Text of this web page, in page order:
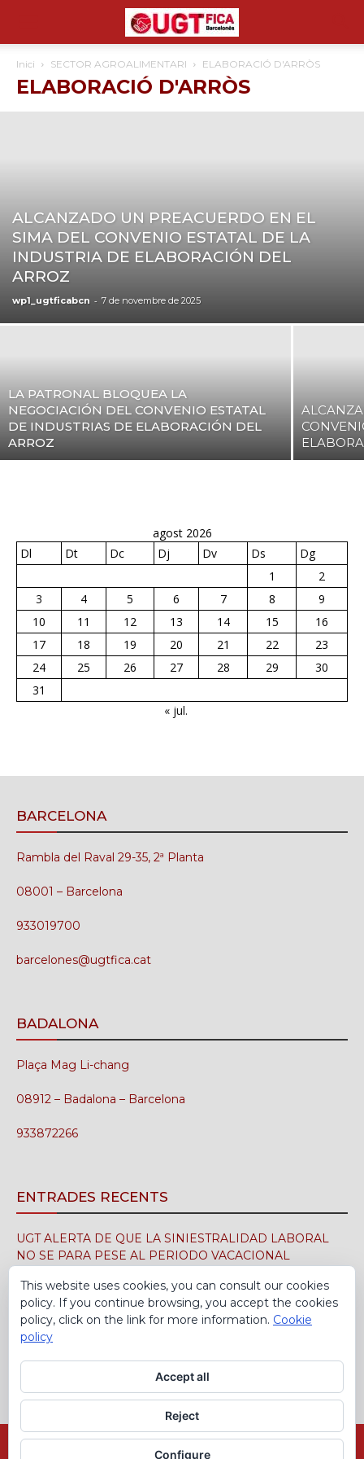
Inici SECTOR AGROALIMENTARI ELABORACIÓ D'ARRÒS
ELABORACIÓ D'ARRÒS
ALCANZADO UN PREACUERDO EN EL
SIMA DEL CONVENIO ESTATAL DE LA
INDUSTRIA DE ELABORACIÓN DEL
ARROZ
wp1_ugtficabcn - 7 de novembre de 2025
LA PATRONAL BLOQUEA LA
NEGOCIACIÓN DEL CONVENIO ESTATAL
DE INDUSTRIAS DE ELABORACIÓN DEL
ARROZ
agost 2026
Dl
Dt Dc Dj Dv Ds
Dg
1
2
3
4 5 6 7 8
9
10
11 12 13 14 15
16
17
18 19 20 21 22
23
24
25 26 27 28 29
30
31
« jul.
BARCELONA
Rambla del Raval 29-35, 2ª Planta
08001 – Barcelona
933019700
barcelones@ugtfica.cat
BADALONA
Plaça Mag Li-chang
08912 – Badalona – Barcelona
933872266
ENTRADES RECENTS
UGT ALERTA DE QUE LA SINIESTRALIDAD LABORAL
NO SE PARA PESE AL PERIODO VACACIONAL
UGT FICA FIRMA EN EL SIMA EL CONVENIO
COLECTIVO DE LA INDUSTRIA DEL CALZADO PARA EL
PERÍODO 2026-2029
30 de juliol de 2026
Avís Legal Política de cookies
This website uses cookies, you can consult our cookies
policy. If you continue browsing, you accept the cookies
policy, click on the link for more information. Cookie
policy
Accept all
Reject
Configure